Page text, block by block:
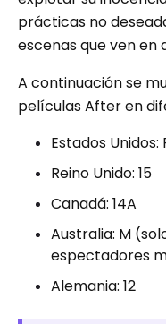
prácticas no
escenas que ven en
A continuación se
películas After en
Estados Unidos:
Reino Unido: 15
Canadá: 14A
Australia: M
espectadores
Alemania: 12